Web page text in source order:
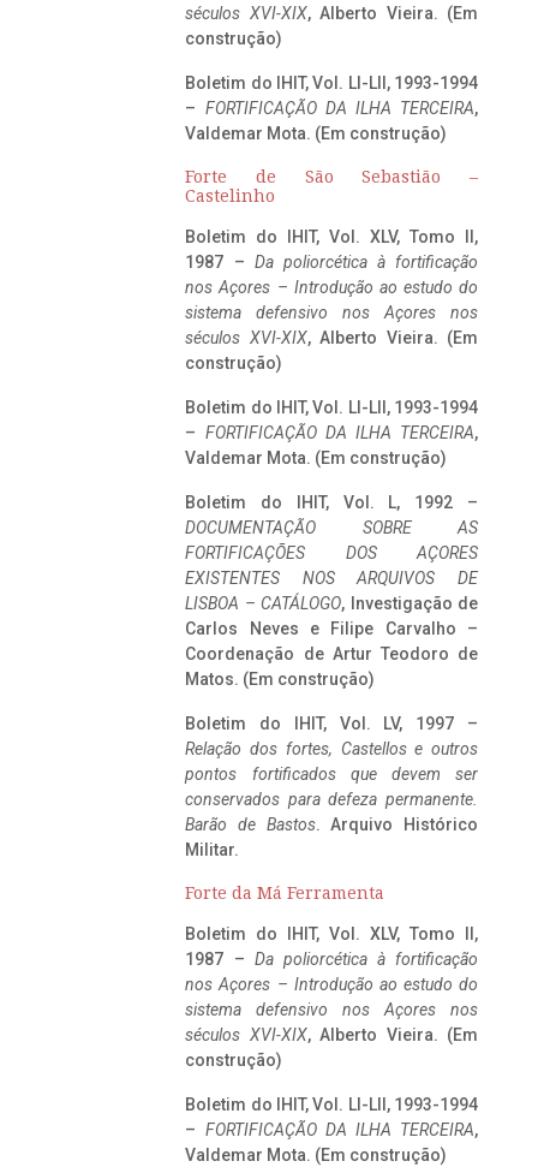
séculos XVI-XIX, Alberto Vieira. (Em
construção)
Boletim do IHIT, Vol. LI-LII, 1993-1994
– FORTIFICAÇÃO DA ILHA TERCEIRA,
Valdemar Mota. (Em construção)
Forte de São Sebastião –
Castelinho
Boletim do IHIT, Vol. XLV, Tomo II,
1987 – Da poliorcética à fortificação
nos Açores – Introdução ao estudo do
sistema defensivo nos Açores nos
séculos XVI-XIX, Alberto Vieira. (Em
construção)
Boletim do IHIT, Vol. LI-LII, 1993-1994
– FORTIFICAÇÃO DA ILHA TERCEIRA,
Valdemar Mota. (Em construção)
Boletim do IHIT, Vol. L, 1992 –
DOCUMENTAÇÃO SOBRE AS
FORTIFICAÇÕES DOS AÇORES
EXISTENTES NOS ARQUIVOS DE
LISBOA – CATÁLOGO, Investigação de
Carlos Neves e Filipe Carvalho –
Coordenação de Artur Teodoro de
Matos. (Em construção)
Boletim do IHIT, Vol. LV, 1997 –
Relação dos fortes, Castellos e outros
pontos fortificados que devem ser
conservados para defeza permanente.
Barão de Bastos. Arquivo Histórico
Militar.
Forte da Má Ferramenta
Boletim do IHIT, Vol. XLV, Tomo II,
1987 – Da poliorcética à fortificação
nos Açores – Introdução ao estudo do
sistema defensivo nos Açores nos
séculos XVI-XIX, Alberto Vieira. (Em
construção)
Boletim do IHIT, Vol. LI-LII, 1993-1994
– FORTIFICAÇÃO DA ILHA TERCEIRA,
Valdemar Mota. (Em construção)